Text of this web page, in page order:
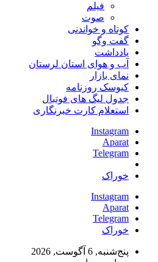
فیلم
صوت
کوتاه و خواندنی
گفت وگو
یادداشت
آب و هوای استان لرستان
نمای بازار
کیوسک روزنامه
جدول لیگ های فوتبال
استعلام کارت خبرنگاری
Instagram
Aparat
Telegram
خوراک
Instagram
Aparat
Telegram
خوراک
پنج‌شنبه, 6 آگوست, 2026